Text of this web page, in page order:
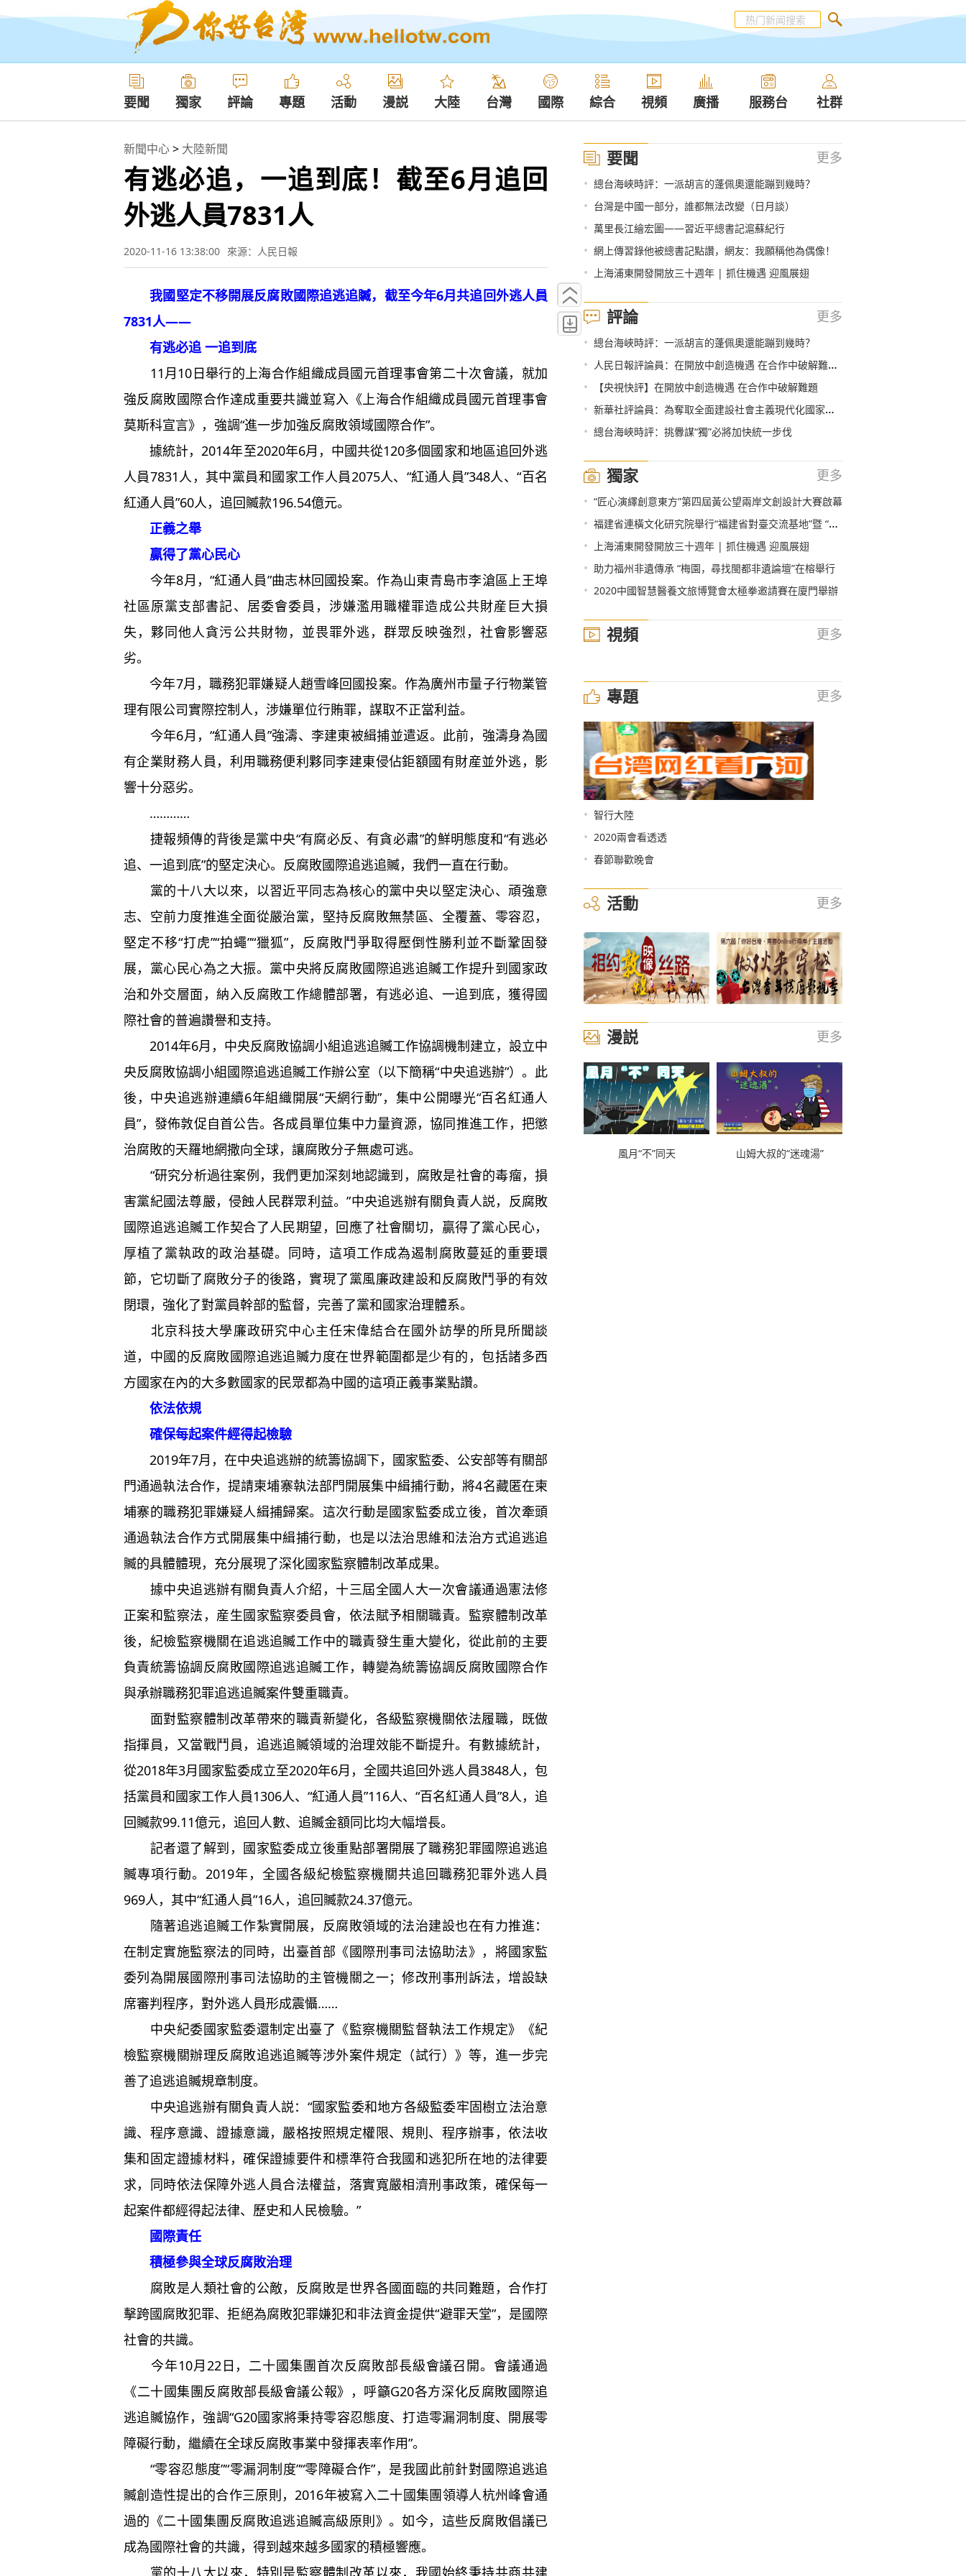
要聞 獨家 評論 專題 活動 漫説 大陸 台灣 國際 綜合 視頻 廣播 服務台 社群
新聞中心> 大陸新聞
有逃必追，一追到底！截至6月追回
外逃人員7831人
2020-11-16 13:38:00 來源：人民日報
我國堅定不移開展反腐敗國際追逃追贓，截至今年6月共追回外逃人員
7831人——
有逃必追 一追到底
11月10日舉行的上海合作組織成員國元首理事會第二十次會議，就加
強反腐敗國際合作達成重要共識並寫入《上海合作組織成員國元首理事會
莫斯科宣言》，強調“進一步加強反腐敗領域國際合作”。
據統計，2014年至2020年6月，中國共從120多個國家和地區追回外逃
人員7831人，其中黨員和國家工作人員2075人、“紅通人員”348人、“百名
紅通人員”60人，追回贓款196.54億元。
正義之舉
贏得了黨心民心
今年8月，“紅通人員”曲志林回國投案。作為山東青島市李滄區上王埠
社區原黨支部書記、居委會委員，涉嫌濫用職權罪造成公共財産巨大損
失，夥同他人貪污公共財物，並畏罪外逃，群眾反映強烈，社會影響惡
劣。
今年7月，職務犯罪嫌疑人趙雪峰回國投案。作為廣州市量子行物業管
理有限公司實際控制人，涉嫌單位行賄罪，謀取不正當利益。
今年6月，“紅通人員”強濤、李建東被緝捕並遣返。此前，強濤身為國
有企業財務人員，利用職務便利夥同李建東侵佔鉅額國有財産並外逃，影
響十分惡劣。
…………
捷報頻傳的背後是黨中央“有腐必反、有貪必肅”的鮮明態度和“有逃必
追、一追到底”的堅定決心。反腐敗國際追逃追贓，我們一直在行動。
黨的十八大以來，以習近平同志為核心的黨中央以堅定決心、頑強意
志、空前力度推進全面從嚴治黨，堅持反腐敗無禁區、全覆蓋、零容忍，
堅定不移“打虎”“拍蠅”“獵狐”，反腐敗鬥爭取得壓倒性勝利並不斷鞏固發
展，黨心民心為之大振。黨中央將反腐敗國際追逃追贓工作提升到國家政
治和外交層面，納入反腐敗工作總體部署，有逃必追、一追到底，獲得國
際社會的普遍讚譽和支持。
2014年6月，中央反腐敗協調小組追逃追贓工作協調機制建立，設立中
央反腐敗協調小組國際追逃追贓工作辦公室（以下簡稱“中央追逃辦”）。此
後，中央追逃辦連續6年組織開展“天網行動”，集中公開曝光“百名紅通人
員”，發佈敦促自首公告。各成員單位集中力量資源，協同推進工作，把懲
治腐敗的天羅地網撒向全球，讓腐敗分子無處可逃。
“研究分析過往案例，我們更加深刻地認識到，腐敗是社會的毒瘤，損
害黨紀國法尊嚴，侵蝕人民群眾利益。”中央追逃辦有關負責人説，反腐敗
國際追逃追贓工作契合了人民期望，回應了社會關切，贏得了黨心民心，
厚植了黨執政的政治基礎。同時，這項工作成為遏制腐敗蔓延的重要環
節，它切斷了腐敗分子的後路，實現了黨風廉政建設和反腐敗鬥爭的有效
閉環，強化了對黨員幹部的監督，完善了黨和國家治理體系。
北京科技大學廉政研究中心主任宋偉結合在國外訪學的所見所聞談
道，中國的反腐敗國際追逃追贓力度在世界範圍都是少有的，包括諸多西
方國家在內的大多數國家的民眾都為中國的這項正義事業點讚。
依法依規
確保每起案件經得起檢驗
2019年7月，在中央追逃辦的統籌協調下，國家監委、公安部等有關部
門通過執法合作，提請柬埔寨執法部門開展集中緝捕行動，將4名藏匿在柬
埔寨的職務犯罪嫌疑人緝捕歸案。這次行動是國家監委成立後，首次牽頭
通過執法合作方式開展集中緝捕行動，也是以法治思維和法治方式追逃追
贓的具體體現，充分展現了深化國家監察體制改革成果。
據中央追逃辦有關負責人介紹，十三屆全國人大一次會議通過憲法修
正案和監察法，産生國家監察委員會，依法賦予相關職責。監察體制改革
後，紀檢監察機關在追逃追贓工作中的職責發生重大變化，從此前的主要
負責統籌協調反腐敗國際追逃追贓工作，轉變為統籌協調反腐敗國際合作
與承辦職務犯罪追逃追贓案件雙重職責。
面對監察體制改革帶來的職責新變化，各級監察機關依法履職，既做
指揮員，又當戰鬥員，追逃追贓領域的治理效能不斷提升。有數據統計，
從2018年3月國家監委成立至2020年6月，全國共追回外逃人員3848人，包
括黨員和國家工作人員1306人、“紅通人員”116人、“百名紅通人員”8人，追
回贓款99.11億元，追回人數、追贓金額同比均大幅增長。
記者還了解到，國家監委成立後重點部署開展了職務犯罪國際追逃追
贓專項行動。2019年，全國各級紀檢監察機關共追回職務犯罪外逃人員
969人，其中“紅通人員”16人，追回贓款24.37億元。
隨著追逃追贓工作紮實開展，反腐敗領域的法治建設也在有力推進：
在制定實施監察法的同時，出臺首部《國際刑事司法協助法》，將國家監
委列為開展國際刑事司法協助的主管機關之一；修改刑事刑訴法，增設缺
席審判程序，對外逃人員形成震懾……
中央紀委國家監委還制定出臺了《監察機關監督執法工作規定》《紀
檢監察機關辦理反腐敗追逃追贓等涉外案件規定（試行）》等，進一步完
善了追逃追贓規章制度。
中央追逃辦有關負責人説：“國家監委和地方各級監委牢固樹立法治意
識、程序意識、證據意識，嚴格按照規定權限、規則、程序辦事，依法收
集和固定證據材料，確保證據要件和標準符合我國和逃犯所在地的法律要
求，同時依法保障外逃人員合法權益，落實寬嚴相濟刑事政策，確保每一
起案件都經得起法律、歷史和人民檢驗。”
國際責任
積極參與全球反腐敗治理
腐敗是人類社會的公敵，反腐敗是世界各國面臨的共同難題，合作打
擊跨國腐敗犯罪、拒絕為腐敗犯罪嫌犯和非法資金提供“避罪天堂”，是國際
社會的共識。
今年10月22日，二十國集團首次反腐敗部長級會議召開。會議通過
《二十國集團反腐敗部長級會議公報》，呼籲G20各方深化反腐敗國際追
逃追贓協作，強調“G20國家將秉持零容忍態度、打造零漏洞制度、開展零
障礙行動，繼續在全球反腐敗事業中發揮表率作用”。
“零容忍態度”“零漏洞制度”“零障礙合作”，是我國此前針對國際追逃追
贓創造性提出的合作三原則，2016年被寫入二十國集團領導人杭州峰會通
過的《二十國集團反腐敗追逃追贓高級原則》。如今，這些反腐敗倡議已
成為國際社會的共識，得到越來越多國家的積極響應。
黨的十八大以來，特別是監察體制改革以來，我國始終秉持共商共建
要聞 更多
• 總台海峽時評：一派胡言的蓬佩奧還能蹦到幾時？
• 台灣是中國一部分，誰都無法改變（日月談）
• 萬里長江繪宏圖——習近平總書記滬蘇紀行
• 網上傳習錄他被總書記點讚，網友：我願稱他為偶像！
• 上海浦東開發開放三十週年 | 抓住機遇 迎風展翅
評論 更多
• 總台海峽時評：一派胡言的蓬佩奧還能蹦到幾時？
• 人民日報評論員：在開放中創造機遇 在合作中破解難題 ——論習近平主席在第三屆中國國際進口博覽會開幕式上主旨演講
• 【央視快評】在開放中創造機遇 在合作中破解難題
• 新華社評論員：為奪取全面建設社會主義現代化國家新勝利而奮鬥——學習貫徹黨的十九屆五中全會精神
• 總台海峽時評：挑釁謀“獨”必將加快統一步伐
獨家 更多
• “匠心演繹創意東方”第四屆黃公望兩岸文創設計大賽啟幕
• 福建省連橫文化研究院舉行“福建省對臺交流基地”暨 “兩岸關係和平發展協同創新中心教學實踐基地”揭牌儀式
• 上海浦東開發開放三十週年 | 抓住機遇 迎風展翅
• 助力福州非遺傳承 “梅園，尋找閩都非遺論壇”在榕舉行
• 2020中國智慧醫養文旅博覽會太極拳邀請賽在廈門舉辦
視頻 更多
專題 更多
• 智行大陸
• 2020兩會看透透
• 春節聯歡晚會
活動 更多
漫説 更多
風月“不”同天 山姆大叔的“迷魂湯”